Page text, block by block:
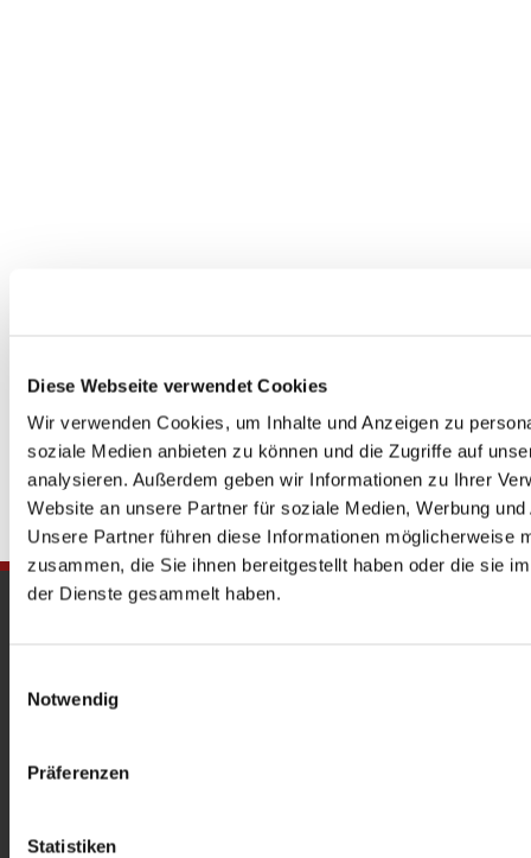
Diese Webseite verwendet Cookies
Wir verwenden Cookies, um Inhalte und Anzeigen zu
soziale Medien anbieten zu können und die Zugriffe auf
analysieren. Außerdem geben wir Informationen zu Ihrer
Website an unsere Partner für soziale Medien, Werbung
Unsere Partner führen diese Informationen möglicherweise
zusammen, die Sie ihnen bereitgestellt haben oder die sie
der Dienste gesammelt haben.
Notwendig
Präferenzen
Statistiken
Heckerdamm 230, 13627 Berlin |
Offene Kirche: Täglich 08-18 Uhr